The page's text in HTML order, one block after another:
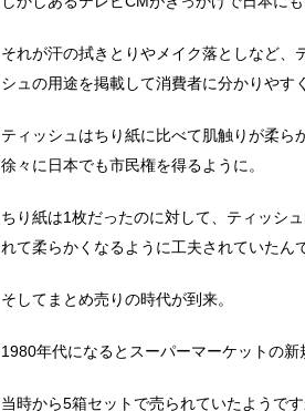
それが汗の拭きとりやメイク落としなど、
シュの用途を掲載して消費者に分かりやす
ティッシュはちり紙に比べて肌触りが柔ら
徐々に日本でも市民権を得るように。
ちり紙は1枚だったのに対して、ティッシ
れて柔らかくなるように工夫されていたん
そしてまとめ売りの時代が到来。
1980年代になるとスーパーマーケットの
当時から5箱セットで売られていたようで